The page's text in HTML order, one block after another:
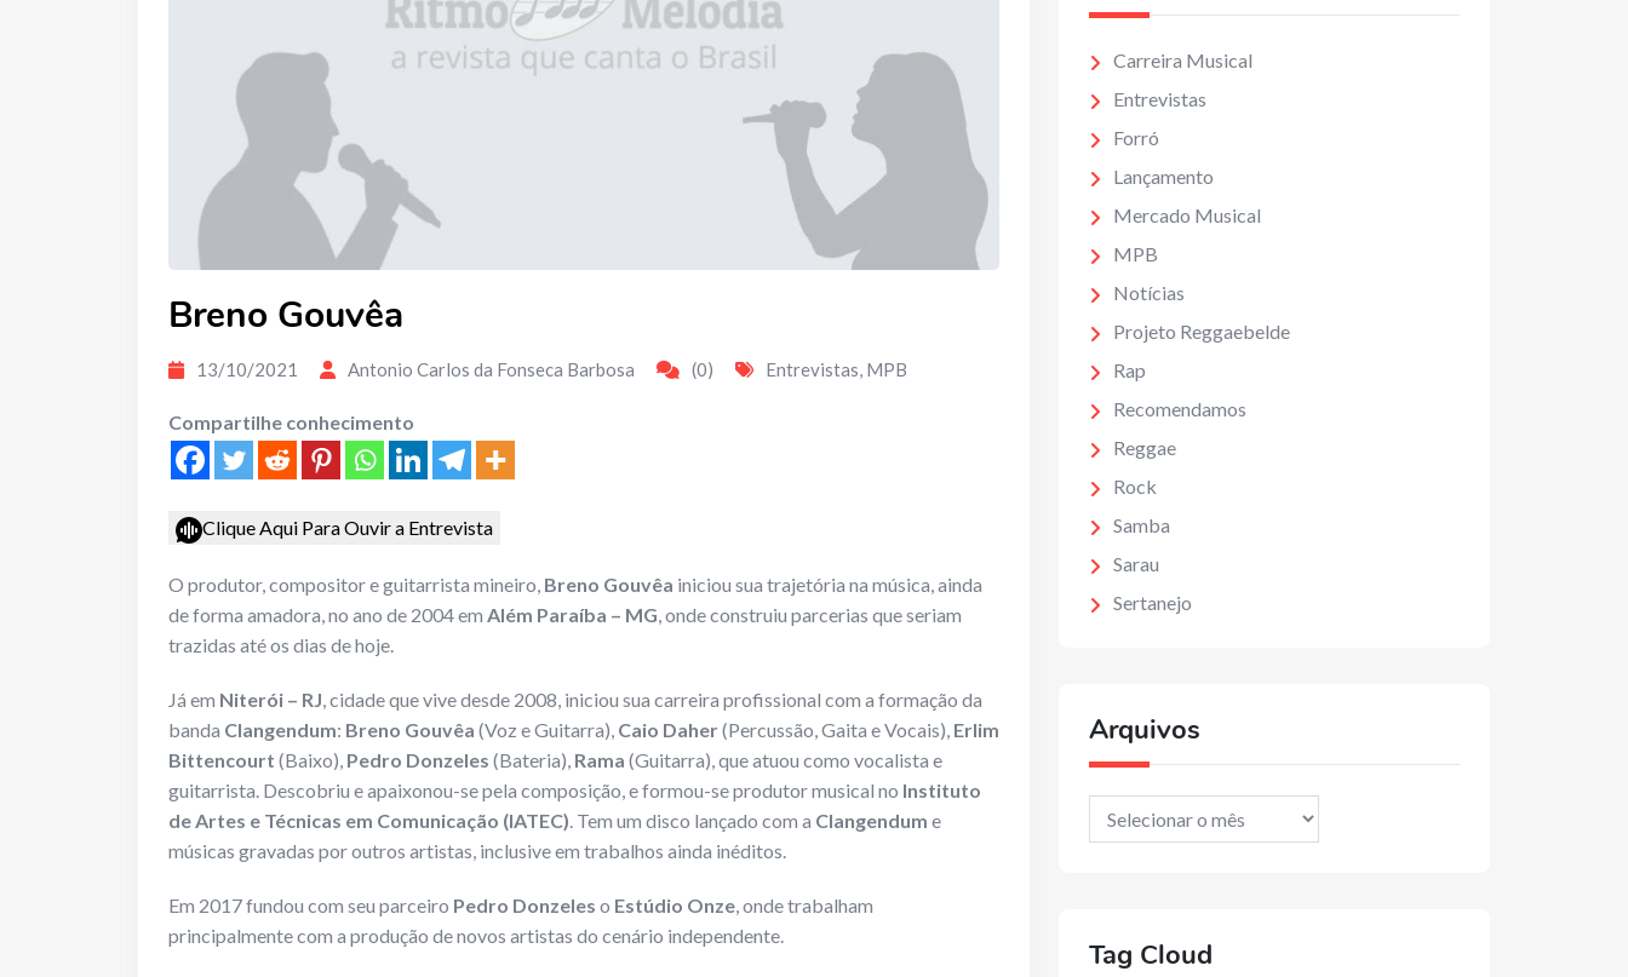
Breno Gouvêa
13/10/2021 Antonio Carlos da Fonseca Barbosa (0) Entrevistas, MPB
Compartilhe conhecimento
Clique Aqui Para Ouvir a Entrevista
O produtor, compositor e guitarrista mineiro, Breno Gouvêa iniciou sua trajetória na música, ainda
de forma amadora, no ano de 2004 em Além Paraíba – MG, onde construiu parcerias que seriam
trazidas até os dias de hoje.
Já em Niterói – RJ, cidade que vive desde 2008, iniciou sua carreira profissional com a formação da
banda Clangendum: Breno Gouvêa (Voz e Guitarra), Caio Daher(Percussão, Gaita e Vocais), Erlim
Bittencourt (Baixo), Pedro Donzeles (Bateria), Rama (Guitarra), que atuou como vocalista e
guitarrista. Descobriu e apaixonou-se pela composição, e formou-se produtor musical no Instituto
de Artes e Técnicas em Comunicação (IATEC). Tem um disco lançado com a Clangendum e
músicas gravadas por outros artistas, inclusive em trabalhos ainda inéditos.
Em 2017 fundou com seu parceiro Pedro Donzeles o Estúdio Onze, onde trabalham
principalmente com a produção de novos artistas do cenário independente.
Carreira Musical
Entrevistas
Forró
Lançamento
Mercado Musical
MPB
Notícias
Projeto Reggaebelde
Rap
Recomendamos
Reggae
Rock
Samba
Sarau
Sertanejo
Arquivos
Arquivos
Tag Cloud